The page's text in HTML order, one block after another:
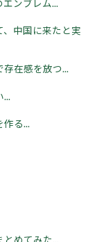
ンブレム...
、中国に来たと実
在感を放つ...
作る...